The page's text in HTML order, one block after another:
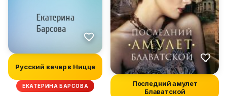
Русский вечер в Ницце
ЕКАТЕРИНА БАРСОВА
Последний амулет
Блаватской